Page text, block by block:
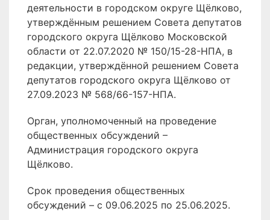
деятельности в городском округе Щёлково,
утверждённым решением Совета депутатов
городского округа Щёлково Московской
области от 22.07.2020 № 150/15-28-НПА, в
редакции, утверждённой решением Совета
депутатов городского округа Щёлково от
27.09.2023 № 568/66-157-НПА.
Орган, уполномоченный на проведение
общественных обсуждений –
Администрация городского округа
Щёлково.
Срок проведения общественных
обсуждений – с 09.06.2025 по 25.06.2025.